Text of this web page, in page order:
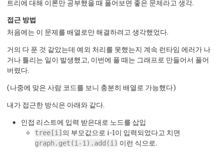
트리에 대해 이론만 공부했을 때 풀어보면 좋은 문제라고 생각.
접근 방법
처음에는 이 문제를 배열로만 해결하려고 생각했었다.
거의 다 푼 것 같았는데 예외 처리를 못했는지 계속 런타임 에러가 나
거나 틀리는 일이 발생했고, 이번에 풀 때는 그래프로 만들어서 풀어
버렸다.
(나중에 맞은 사람 코드를 보니 충분히 배열로 가능했다)
내가 접근한 방식은 아래와 같다.
인접 리스트에 입력 받은대로 노드를 삽입
tree[i] 의 부모값으로 i-1이 입력되었다고 치면
graph.get(i-1).add(i) 이런 식으로.